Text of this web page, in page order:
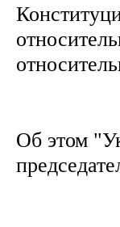
Об этом